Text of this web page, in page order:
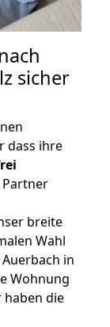
sicher
dass ihre
breite
Wahl
in
Wohnung
haben die